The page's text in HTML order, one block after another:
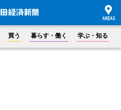
買う 暮らす・働く 学ぶ・知る